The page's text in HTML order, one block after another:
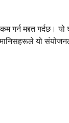
मद्दत गर्दछ।
यो